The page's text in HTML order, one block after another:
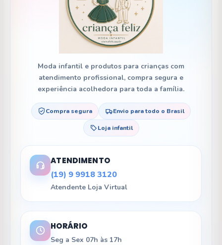
Moda infantil e produtos para crianças com
atendimento profissional, compra segura e
experiência acolhedora para toda a família.
Compra segura Envio para todo o Brasil
Loja infantil
ATENDIMENTO
(19) 9 9918 3120
Atendente Loja Virtual
HORÁRIO
Seg a Sex 07h às 17h